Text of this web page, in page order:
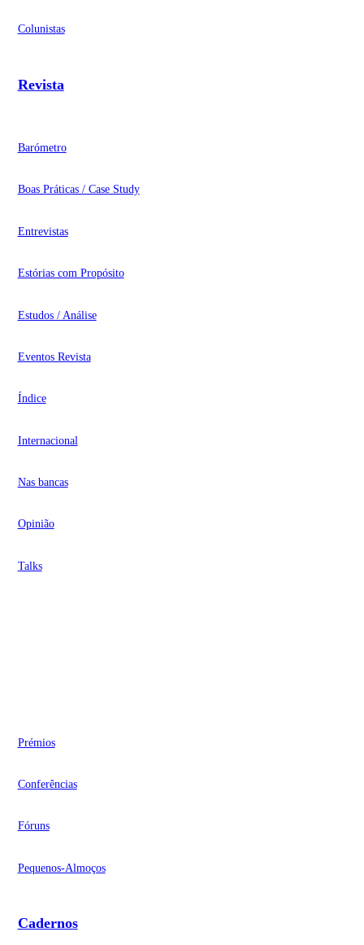
Colunistas
Revista
Barómetro
Boas Práticas / Case Study
Entrevistas
Estórias com Propósito
Estudos / Análise
Eventos Revista
Índice
Internacional
Nas bancas
Opinião
Talks
Prémios
Conferências
Fóruns
Pequenos-Almoços
Cadernos